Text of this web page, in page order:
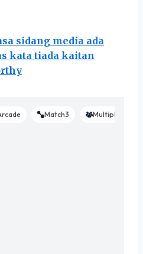
sidang media ada
kata tiada kaitan